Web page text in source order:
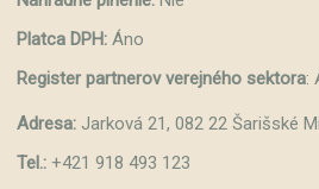
Platca DPH: Áno
Register partnerov verejného sektora:
Adresa: Jarková 21, 082 22 Šarišské
Tel.: +421 918 493 123